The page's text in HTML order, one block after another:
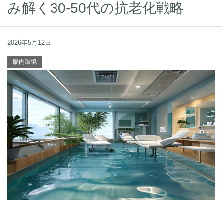
み解く30-50代の抗老化戦略
2026年5月12日
腸内環境